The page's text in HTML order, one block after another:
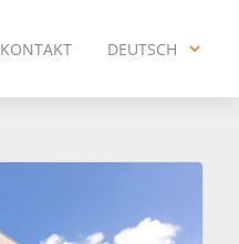
KONTAKT DEUTSCH